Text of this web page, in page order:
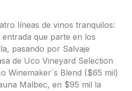
líneas de vinos tranquilos:
entrada que parte en los
pasando por Salvaje
de Uco Vineyard Selection
Winemaker´s Blend ($65 mil)
Malbec, en $95 mil la